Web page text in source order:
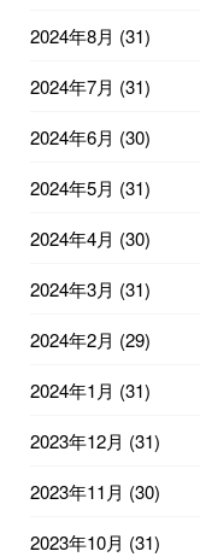
2024年8月 (31)
2024年7月 (31)
2024年6月 (30)
2024年5月 (31)
2024年4月 (30)
2024年3月 (31)
2024年2月 (29)
2024年1月 (31)
2023年12月 (31)
2023年11月 (30)
2023年10月 (31)